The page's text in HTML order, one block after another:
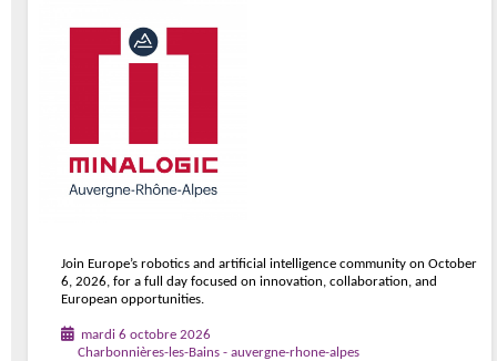
Join Europe’s robotics and artificial intelligence community on October
6, 2026, for a full day focused on innovation, collaboration, and
European opportunities.
mardi 6 octobre 2026
Charbonnières-les-Bains - auvergne-rhone-alpes